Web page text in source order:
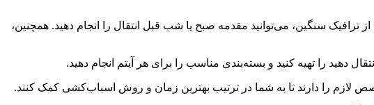
سنگین، می‌توانید مقدمه صبح یا شب قبل انتقال را انجام دهید. همچنین،
دهید را تهیه کنید و بسته‌بندی مناسب را برای هر آیتم انجام دهید.